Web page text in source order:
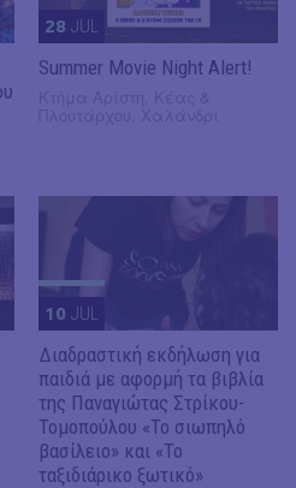
28 JUL
Summer Movie Night Alert!
10 JUL
Διαδραστική εκδήλωση για
παιδιά με αφορμή τα βιβλία
της Παναγιώτας Στρίκου-
Τομοπούλου «Το σιωπηλό
βασίλειο» και «Το
ταξιδιάρικο ξωτικό»